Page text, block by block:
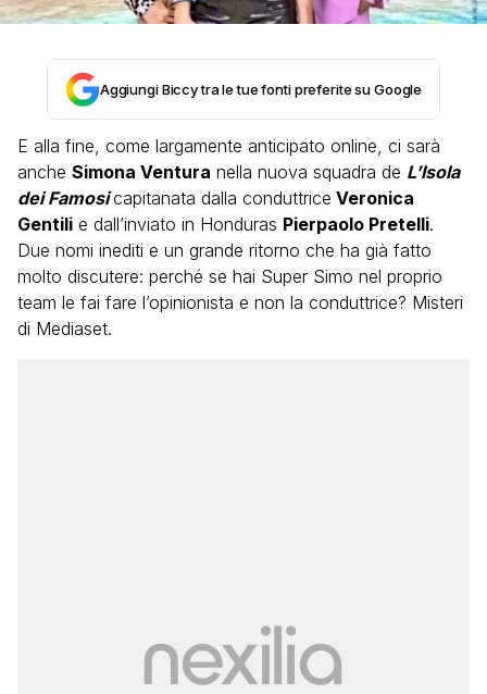
Aggiungi Biccy tra le tue fonti preferite su Google
E alla fine, come largamente anticipato online, ci sarà
anche Simona Ventura nella nuova squadra de L’Isola
dei Famosi capitanata dalla conduttrice Veronica
Gentili e dall’inviato in Honduras Pierpaolo Pretelli.
Due nomi inediti e un grande ritorno che ha già fatto
molto discutere: perché se hai Super Simo nel proprio
team le fai fare l’opinionista e non la conduttrice? Misteri
di Mediaset.